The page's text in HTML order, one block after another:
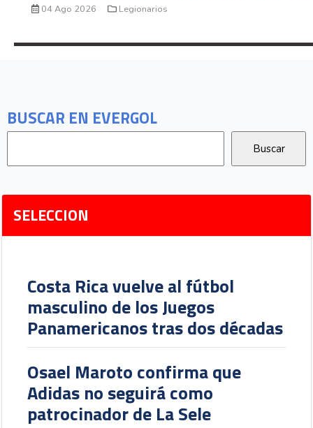
BUSCAR EN EVERGOL
SELECCION
Costa Rica vuelve al fútbol
masculino de los Juegos
Panamericanos tras dos décadas
Osael Maroto confirma que
Adidas no seguirá como
patrocinador de La Sele
04 Ago 2026 Legionarios